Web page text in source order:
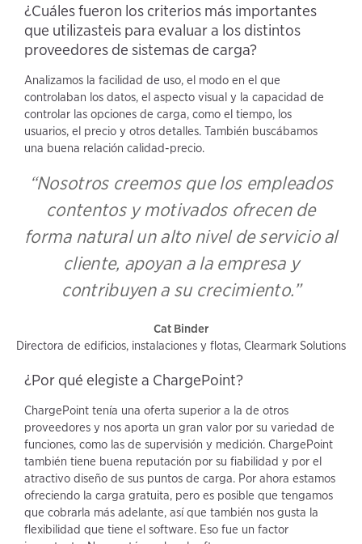
¿Cuáles fueron los criterios más importantes
que utilizasteis para evaluar a los distintos
proveedores de sistemas de carga?
Analizamos la facilidad de uso, el modo en el que
controlaban los datos, el aspecto visual y la capacidad de
controlar las opciones de carga, como el tiempo, los
usuarios, el precio y otros detalles. También buscábamos
una buena relación calidad-precio.
“Nosotros creemos que los empleados
contentos y motivados ofrecen de
forma natural un alto nivel de servicio al
cliente, apoyan a la empresa y
contribuyen a su crecimiento.”
Cat Binder
Directora de edificios, instalaciones y flotas, Clearmark Solutions
¿Por qué elegiste a ChargePoint?
ChargePoint tenía una oferta superior a la de otros
proveedores y nos aporta un gran valor por su variedad de
funciones, como las de supervisión y medición. ChargePoint
también tiene buena reputación por su fiabilidad y por el
atractivo diseño de sus puntos de carga. Por ahora estamos
ofreciendo la carga gratuita, pero es posible que tengamos
que cobrarla más adelante, así que también nos gusta la
flexibilidad que tiene el software. Eso fue un factor